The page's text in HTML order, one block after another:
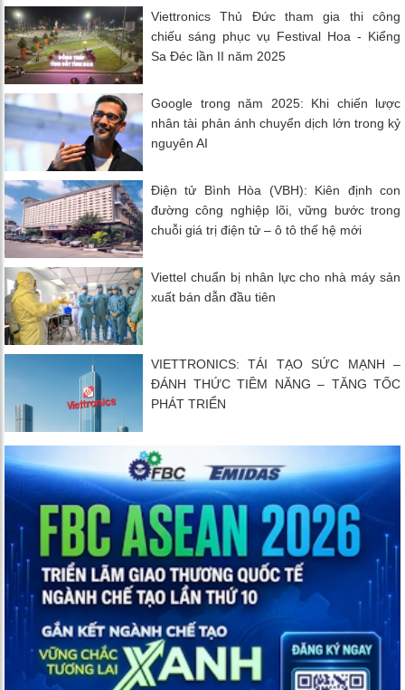
Viettronics Thủ Đức tham gia thi công
chiếu sáng phục vụ Festival Hoa - Kiểng
Sa Đéc lần II năm 2025
Google trong năm 2025: Khi chiến lược
nhân tài phản ánh chuyển dịch lớn trong kỷ
nguyên AI
Điện tử Bình Hòa (VBH): Kiên định con
đường công nghiệp lõi, vững bước trong
chuỗi giá trị điện tử – ô tô thế hệ mới
Viettel chuẩn bị nhân lực cho nhà máy sản
xuất bán dẫn đầu tiên
VIETTRONICS: TÁI TẠO SỨC MẠNH –
ĐÁNH THỨC TIỀM NĂNG – TĂNG TỐC
PHÁT TRIỂN